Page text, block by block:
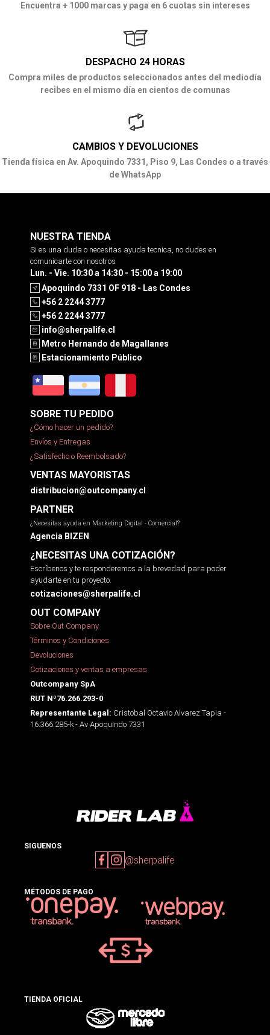
Encuentra + 1000 marcas y paga en 6 cuotas sin intereses
DESPACHO 24 HORAS
Compra miles de productos seleccionados antes del mediodía
recibes en el mismo día en cientos de comunas
CAMBIOS Y DEVOLUCIONES
Tienda física en Av. Apoquindo 7331, Piso 9, Las Condes o a través
de WhatsApp
NUESTRA TIENDA
Si es una duda o necesitas ayuda tecnica, no dudes en
comunicarte con nosotros
Lun. - Vie. 10:30 a 14:30 - 15:00 a 19:00
Apoquindo 7331 OF 918 - Las Condes
+56 2 2244 3777
+56 2 2244 3777
info@sherpalife.cl
Metro Hernando de Magallanes
Estacionamiento Público
SOBRE TU PEDIDO
¿Cómo hacer un pedido?
Envíos y Entregas
¿Satisfecho o Reembolsado?
VENTAS MAYORISTAS
distribucion@outcompany.cl
PARTNER
¿Necesitas ayuda en Marketing Digital - Comercial?
Agencia BIZEN
¿NECESITAS UNA COTIZACIÓN?
Escríbenos y te responderemos a la brevedad para poder
ayudarte en tu proyecto.
cotizaciones@sherpalife.cl
OUT COMPANY
Sobre Out Company
Términos y Condiciones
Devoluciones
Cotizaciones y ventas a empresas
Outcompany SpA
RUT Nº76.266.293-0
Representante Legal: Cristobal Octavio Alvarez Tapia -
16.366.285-k - Av Apoquindo 7331
SIGUENOS
@sherpalife
MÉTODOS DE PAGO
TIENDA OFICIAL